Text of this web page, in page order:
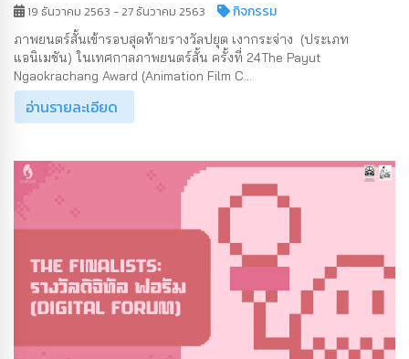
19 ธันวาคม 2563 - 27 ธันวาคม 2563 กิจกรรม
ภาพยนตร์สั้นเข้ารอบสุดท้ายรางวัลปยุต เงากระจ่าง (ประเภท
แอนิเมชัน) ในเทศกาลภาพยนตร์สั้น ครั้งที่ 24The Payut
Ngaokrachang Award (Animation Film C...
อ่านรายละเอียด